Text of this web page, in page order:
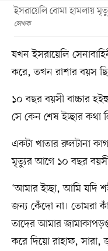
ইসরায়েলি বোমা হামলায়
লেখক
যখন ইসরায়েলি
করে, তখন রাশার বয়স
১০ বছর বয়সী বাচ্চার
সে কেন শেষ ইচ্ছার কথা
একটা খাতার রুলটানা
মৃত্যুর আগে ১০ বছর
‘আমার ইচ্ছা, আমি যদি
জন্য কেঁদো না। তোমরা
তাদের আমার
করে দিয়ো রাহাফ,